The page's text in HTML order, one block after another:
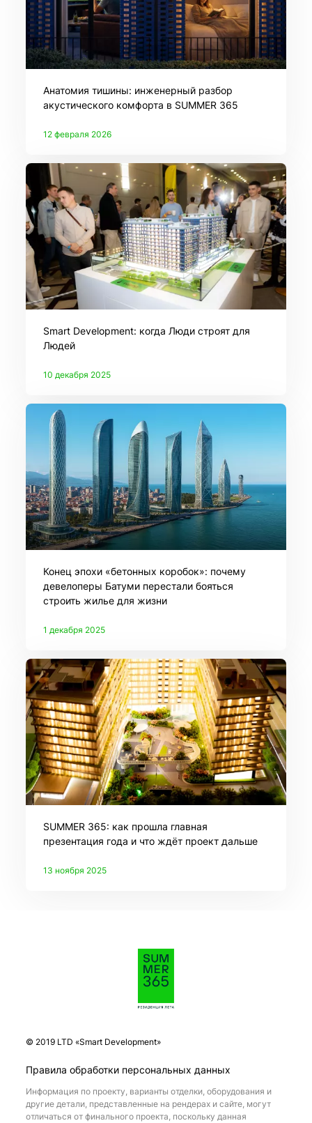
Анатомия тишины: инженерный разбор
акустического комфорта в SUMMER 365
12 февраля 2026
Smart Development: когда Люди строят для
Людей
10 декабря 2025
Конец эпохи «бетонных коробок»: почему
девелоперы Батуми перестали бояться
строить жилье для жизни
1 декабря 2025
SUMMER 365: как прошла главная
презентация года и что ждёт проект дальше
13 ноября 2025
© 2019 LTD «Smart Development»
Правила обработки персональных данных
Информация по проекту, варианты отделки, оборудования и
другие детали, представленные на рендерах и сайте, могут
отличаться от финального проекта, поскольку данная